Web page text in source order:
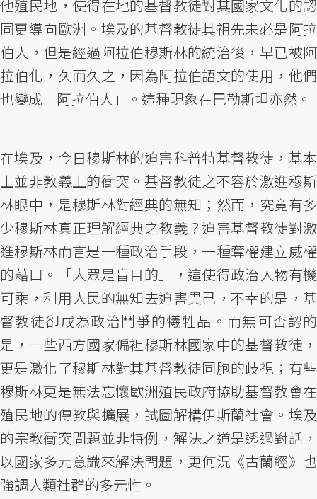
他殖民地，使得在地的基督教徒對其國家文化的認
同更導向歐洲。埃及的基督教徒其祖先未必是阿拉
伯人，但是經過阿拉伯穆斯林的統治後，早已被阿
拉伯化，久而久之，因為阿拉伯語文的使用，他們
也變成「阿拉伯人」。這種現象在巴勒斯坦亦然。
在埃及，今日穆斯林的迫害科普特基督教徒，基本
上並非教義上的衝突。基督教徒之不容於激進穆斯
林眼中，是穆斯林對經典的無知；然而，究竟有多
少穆斯林真正理解經典之教義？迫害基督教徒對激
進穆斯林而言是一種政治手段，一種奪權建立威權
的藉口。「大眾是盲目的」，這使得政治人物有機
可乘，利用人民的無知去迫害異己，不幸的是，基
督教徒卻成為政治鬥爭的犧牲品。而無可否認的
是，一些西方國家偏袒穆斯林國家中的基督教徒，
更是激化了穆斯林對其基督教徒同胞的歧視；有些
穆斯林更是無法忘懷歐洲殖民政府協助基督教會在
殖民地的傳教與擴展，試圖解構伊斯蘭社會。埃及
的宗教衝突問題並非特例，解決之道是透過對話，
以國家多元意識來解決問題，更何況《古蘭經》也
強調人類社群的多元性。